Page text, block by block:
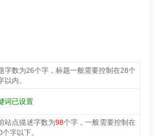
字数为26个字，标题一般需要控制在28个
以内。
词已设置
站点描述字数为98个字，一般需要控制在
个字以下。